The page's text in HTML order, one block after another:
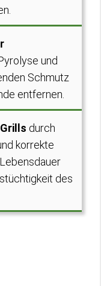
und
Schmutz
entfernen.
durch
korrekte
des